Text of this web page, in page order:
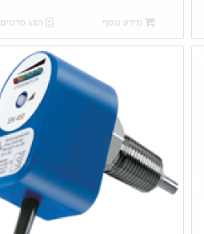
מידע נוסף הצג פרטים